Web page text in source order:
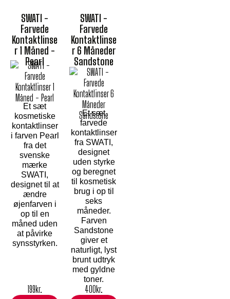
SWATI -
Farvede
Kontaktlinse
r 1 Måned -
Pearl
Et sæt
kosmetiske
kontaktlinser
i farven Pearl
fra det
svenske
mærke
SWATI,
designet til at
ændre
øjenfarven i
op til en
måned uden
at påvirke
synsstyrken.
199kr.
SWATI -
Farvede
Kontaktlinse
r 6 Måneder
Sandstone
Et sæt
farvede
kontaktlinser
fra SWATI,
designet
uden styrke
og beregnet
til kosmetisk
brug i op til
seks
måneder.
Farven
Sandstone
giver et
naturligt, lyst
brunt udtryk
med gyldne
toner.
400kr.